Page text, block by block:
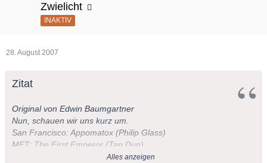
Zwielicht
INAKTIV
28. August 2007
Zitat
Original von Edwin Baumgartner
Nun, schauen wir uns kurz um.
San Francisco: Appomatox (Philip Glass)
MET: The First Emperor (Tan Dun)
New York City: Margaret Garner (Richard Danielpour)
Alles anzeigen